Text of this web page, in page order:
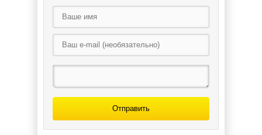
Отправить